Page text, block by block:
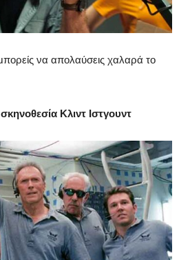
να απολαύσεις χαλαρά το
Κλιντ Ιστγουντ